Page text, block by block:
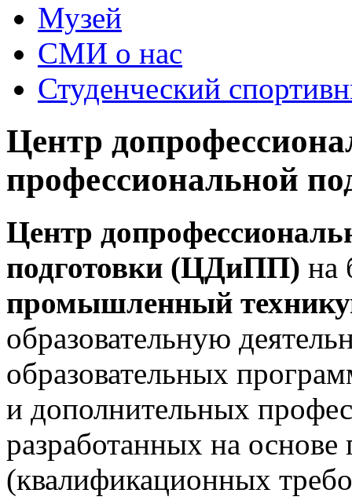
Музей
СМИ о нас
Студенческий
Центр
профессиональной
Центр
подготовки (ЦДиПП) на
промышленный
образовательную
образовательных
и дополнительных
разработанных на
(квалификационных